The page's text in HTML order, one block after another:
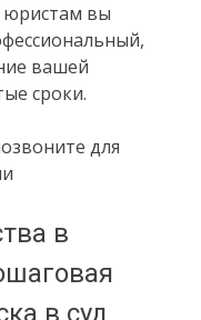
вы
вашей
сроки.
для
в
в суд